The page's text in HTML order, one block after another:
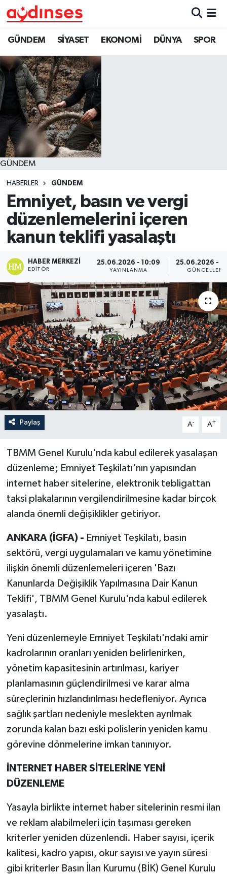
GÜNDEM SİYASET EKONOMİ DÜNYA SPOR
GÜNDEM
HABERLER GÜNDEM
Emniyet, basın ve vergi
düzenlemelerini içeren
kanun teklifi yasalaştı
HABER MERKEZI
EDITÖR
25.06.2026 - 10:09
YAYINLANMA
25.06.2026 -
Paylaş A- A+
TBMM Genel Kurulu'nda kabul edilerek yasalaşan
düzenleme; Emniyet Teşkilatı'nın yapısından
internet haber sitelerine, elektronik tebligattan
taksi plakalarının vergilendirilmesine kadar birçok
alanda önemli değişiklikler getiriyor.
ANKARA (İGFA) - Emniyet Teşkilatı, basın
sektörü, vergi uygulamaları ve kamu yönetimine
ilişkin önemli düzenlemeleri içeren 'Bazı
Kanunlarda Değişiklik Yapılmasına Dair Kanun
Teklifi', TBMM Genel Kurulu'nda kabul edilerek
yasalaştı.
Yeni düzenlemeyle Emniyet Teşkilatı'ndaki amir
kadrolarının oranları yeniden belirlenirken,
yönetim kapasitesinin artırılması, kariyer
planlamasının güçlendirilmesi ve karar alma
süreçlerinin hızlandırılması hedefleniyor. Ayrıca
sağlık şartları nedeniyle meslekten ayrılmak
zorunda kalan bazı eski polislerin yeniden kamu
görevine dönmelerine imkan tanınıyor.
İNTERNET HABER SİTELERİNE YENİ
DÜZENLEME
Yasayla birlikte internet haber sitelerinin resmi ilan
ve reklam alabilmeleri için taşıması gereken
kriterler yeniden düzenlendi. Haber sayısı, içerik
kalitesi, kadro yapısı, okur sayısı ve yayın süresi
gibi kriterler Basın İlan Kurumu (BİK) Genel Kurulu
GÜNDEM
SİYASET
EKONOMİ
DÜNYA
SPOR
MAGAZİN
YAŞAM
Nöbetçi Eczaneler
Hava Durumu
Aydin Namaz Vakitleri
Trafik Durumu
Süper Lig Puan Durumu ve Fikstür
Tüm Manşetler
Son Dakika Haberleri
Haber Arşivi